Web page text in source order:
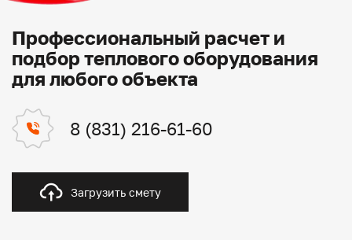
Профессиональный расчет и
подбор теплового оборудования
для любого объекта
8 (831) 216-61-60
Загрузить смету